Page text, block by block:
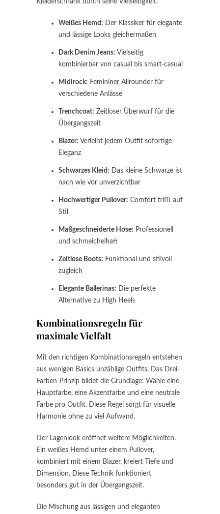
Kleiderschrank durch seine Vielseitigkeit.
Weißes Hemd: Der Klassiker für elegante
und lässige Looks gleichermaßen
Dark Denim Jeans: Vielseitig
kombinierbar von casual bis smart-casual
Midirock: Femininer Allrounder für
verschiedene Anlässe
Trenchcoat: Zeitloser Überwurf für die
Übergangszeit
Blazer: Verleiht jedem Outfit sofortige
Eleganz
Schwarzes Kleid: Das kleine Schwarze ist
nach wie vor unverzichtbar
Hochwertiger Pullover: Comfort trifft auf
Stil
Maßgeschneiderte Hose: Professionell
und schmeichelhaft
Zeitlose Boots: Funktional und stilvoll
zugleich
Elegante Ballerinas: Die perfekte
Alternative zu High Heels
Kombinationsregeln für
maximale Vielfalt
Mit den richtigen Kombinationsregeln entstehen
aus wenigen Basics unzählige Outfits. Das Drei-
Farben-Prinzip bildet die Grundlage: Wähle eine
Hauptfarbe, eine Akzentfarbe und eine neutrale
Farbe pro Outfit. Diese Regel sorgt für visuelle
Harmonie ohne zu viel Aufwand.
Der Lagenlook eröffnet weitere Möglichkeiten.
Ein weißes Hemd unter einem Pullover,
kombiniert mit einem Blazer, kreiert Tiefe und
Dimension. Diese Technik funktioniert
besonders gut in der Übergangszeit.
Die Mischung aus lässigen und eleganten